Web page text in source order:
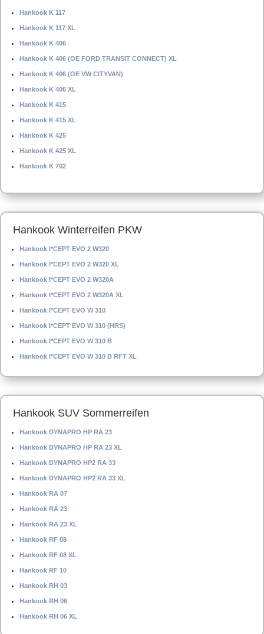
Hankook K 117
Hankook K 117 XL
Hankook K 406
Hankook K 406 (OE FORD TRANSIT CONNECT) XL
Hankook K 406 (OE VW CITYVAN)
Hankook K 406 XL
Hankook K 415
Hankook K 415 XL
Hankook K 425
Hankook K 425 XL
Hankook K 702
Hankook Winterreifen PKW
Hankook I*CEPT EVO 2 W320
Hankook I*CEPT EVO 2 W320 XL
Hankook I*CEPT EVO 2 W320A
Hankook I*CEPT EVO 2 W320A XL
Hankook I*CEPT EVO W 310
Hankook I*CEPT EVO W 310 (HRS)
Hankook I*CEPT EVO W 310 B
Hankook I*CEPT EVO W 310 B RFT XL
Hankook SUV Sommerreifen
Hankook DYNAPRO HP RA 23
Hankook DYNAPRO HP RA 23 XL
Hankook DYNAPRO HP2 RA 33
Hankook DYNAPRO HP2 RA 33 XL
Hankook RA 07
Hankook RA 23
Hankook RA 23 XL
Hankook RF 08
Hankook RF 08 XL
Hankook RF 10
Hankook RH 03
Hankook RH 06
Hankook RH 06 XL